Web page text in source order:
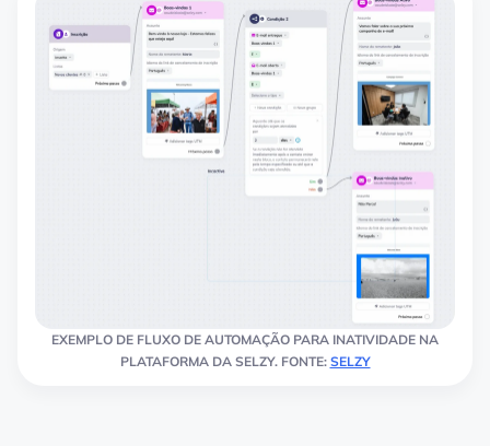
EXEMPLO DE FLUXO DE AUTOMAÇÃO PARA INATIVIDADE NA
PLATAFORMA DA SELZY. FONTE: SELZY